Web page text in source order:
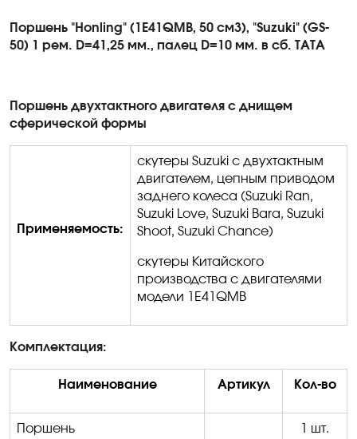
Поршень "Honling" (1E41QMB, 50 см3), "Suzuki" (GS-
50) 1 рем. D=41,25 мм., палец D=10 мм. в сб. TATA
Поршень двухтактного двигателя с днищем
сферической формы
Применяемость:
скутеры Suzuki с двухтактным
двигателем, цепным приводом
заднего колеса (Suzuki Ran,
Suzuki
Love, Suzuki Bara, Suzuki
Shoot, Suzuki Chance)
скутеры Китайского
производства с двигателями
модели 1 E41 QMB
Комплектация:
Наименование Артикул Кол-во
Поршень 1 шт.